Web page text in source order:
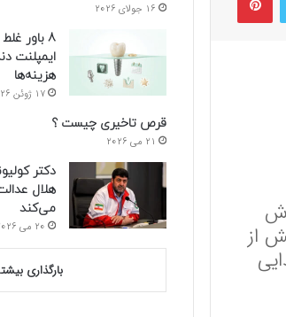
از
16 جولای 2026
8 باور
ایمپلنت
هزینه‌ها
17 ژوئن 2026
قرص تاخیری چیست ؟
21 می 2026
دکتر
هلال
می‌کند
20 می 2026
بارگذاری